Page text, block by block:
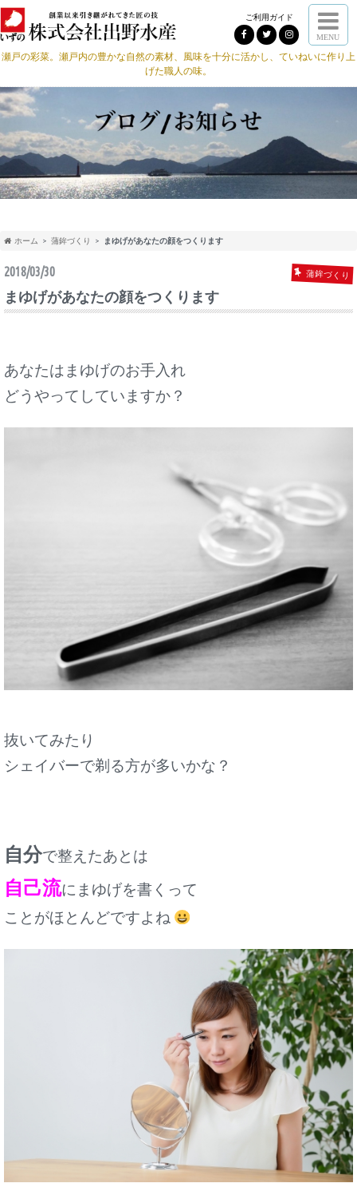
ご利用ガイド
MENU
瀬戸の彩菜。瀬戸内の豊かな自然の素材、風味を十分に活かし、ていねいに作り上
げた職人の味。
ホーム 蒲鉾づくり まゆげがあなたの顔をつくります
2018/03/30 蒲鉾づくり
まゆげがあなたの顔をつくります
あなたはまゆげのお手入れ
どうやってしていますか？
抜いてみたり
シェイバーで剃る方が多いかな？
自分で整えたあとは
自己流にまゆげを書くって
ことがほとんどですよね